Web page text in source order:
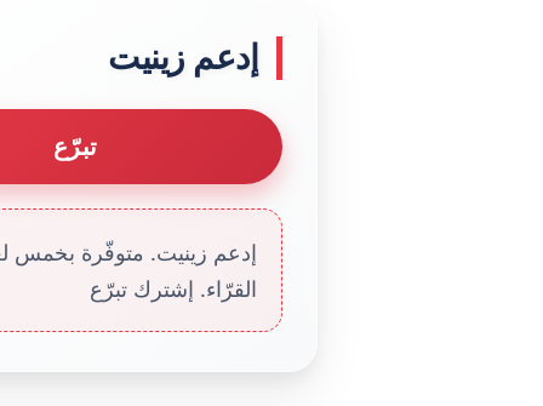
إدعم زينيت
تبرّع
إدعم زينيت. متوفّرة بخمس
القرّاء. إشترك تبرّع